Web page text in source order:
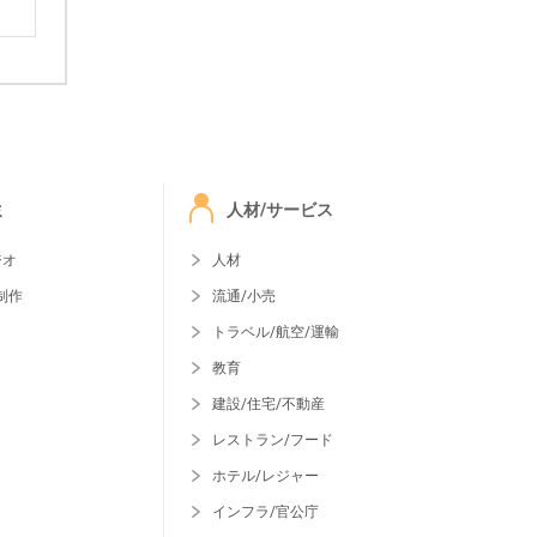
作
人材/サービス
人材
流通/小売
トラベル/航空/運輸
教育
建設/住宅/不動産
レストラン/フード
ホテル/レジャー
インフラ/官公庁